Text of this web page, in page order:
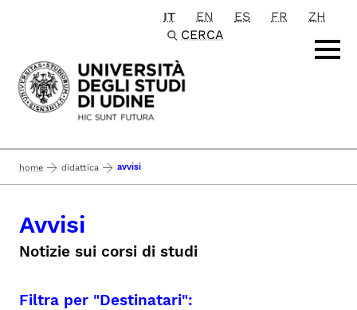
Passa al contenuto principale
IT EN ES FR
ZH
CERCA
home didattica avvisi
Avvisi
Notizie sui corsi di studi
Filtra per "Destinatari":